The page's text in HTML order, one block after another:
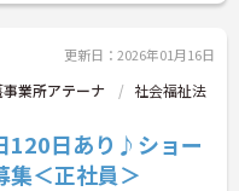
更新日：2026年01月16日
業所アテーナ
社会福祉法
120日あり♪ショー
集＜正社員＞